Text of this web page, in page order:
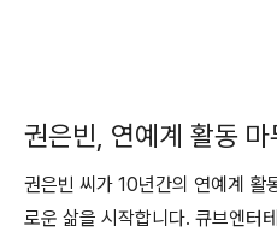
권은빈, 연예계 활동
권은빈 씨가 10년간의 연예계 활
로운 삶을 시작합니다. 큐브엔터